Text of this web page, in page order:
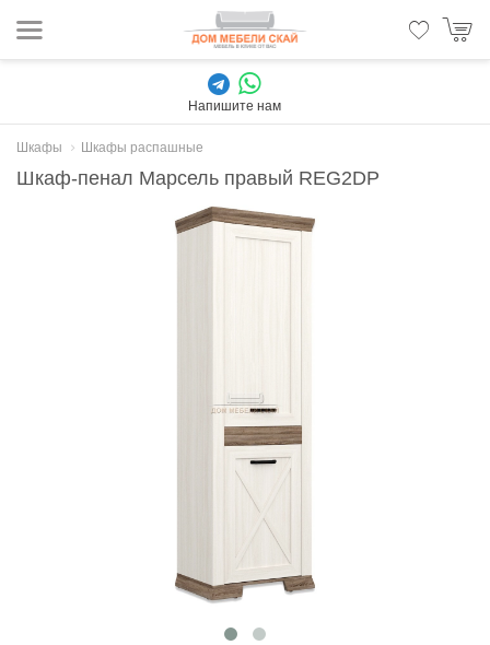
Напишите нам
Шкафы Шкафы распашные
Шкаф-пенал Марсель правый REG2DP